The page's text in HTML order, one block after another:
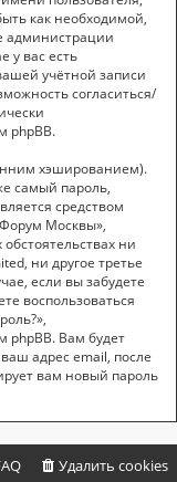
как необходимой,
администрации
у вас есть
учётной записи
согласиться/
phpBB.
хэшированием).
самый пароль,
средством
Москвы»,
ни
ни другое третье
если вы забудете
воспользоваться
phpBB. Вам будет
адрес email, после
вам новый пароль
Удалить cookies